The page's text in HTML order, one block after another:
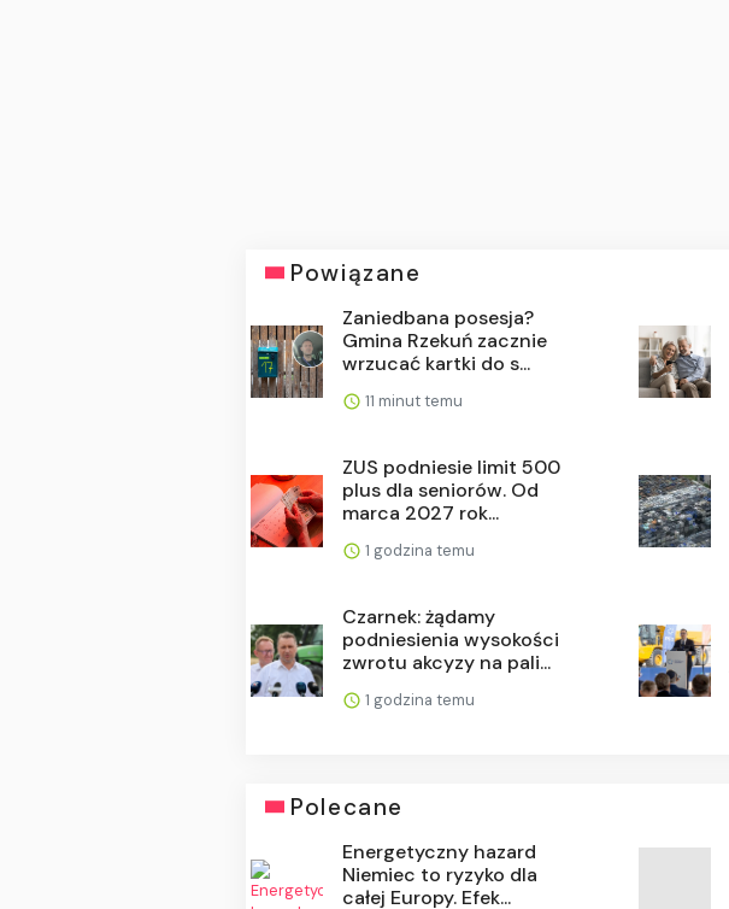
Powiązane
Zaniedbana posesja?
Gmina Rzekuń zacznie
wrzucać kartki do s...
11 minut temu
ZUS podniesie limit 500
plus dla seniorów. Od
marca 2027 rok...
1 godzina temu
Czarnek: żądamy
podniesienia wysokości
zwrotu akcyzy na pali...
1 godzina temu
Polecane
Energetyczny hazard
Niemiec to ryzyko dla
całej Europy. Efek...